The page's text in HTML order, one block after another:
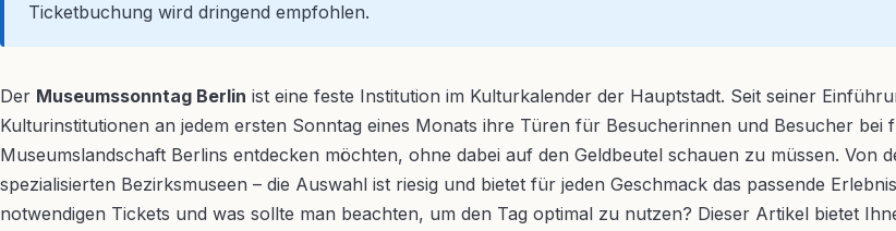
Ticketbuchung wird dringend empfohlen.
Der Museumssonntag Berlin ist eine feste Institution im Kulturkalender der Hauptstadt. Seit seiner
Kulturinstitutionen an jedem ersten Sonntag eines Monats ihre Türen für Besucherinnen und Besucher bei
Museumslandschaft Berlins entdecken möchten, ohne dabei auf den Geldbeutel schauen zu müssen.
spezialisierten Bezirksmuseen – die Auswahl ist riesig und bietet für jeden Geschmack das passende
notwendigen Tickets und was sollte man beachten, um den Tag optimal zu nutzen? Dieser Artikel bietet